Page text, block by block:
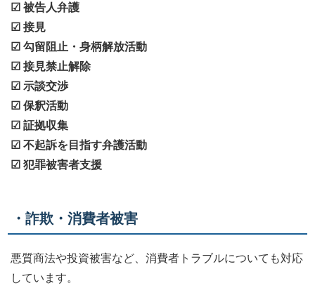
☑ 被告人弁護
☑ 接見
☑ 勾留阻止・身柄解放活動
☑ 接見禁止解除
☑ 示談交渉
☑ 保釈活動
☑ 証拠収集
☑ 不起訴を目指す弁護活動
☑ 犯罪被害者支援
・詐欺・消費者被害
悪質商法や投資被害など、消費者トラブルについても対応
しています。